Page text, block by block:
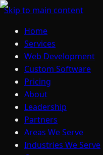
Skip to main content
Home
Services
Web Development
Custom Software
Pricing
About
Leadership
Partners
Areas We Serve
Industries We Serve